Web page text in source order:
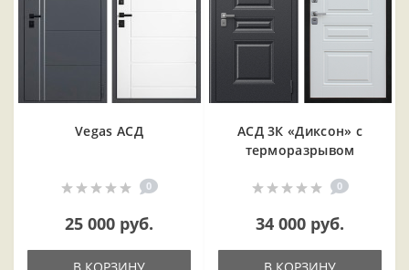
Vegas АСД
0
25 000 руб.
АСД 3К «Диксон» с
терморазрывом
0
34 000 руб.